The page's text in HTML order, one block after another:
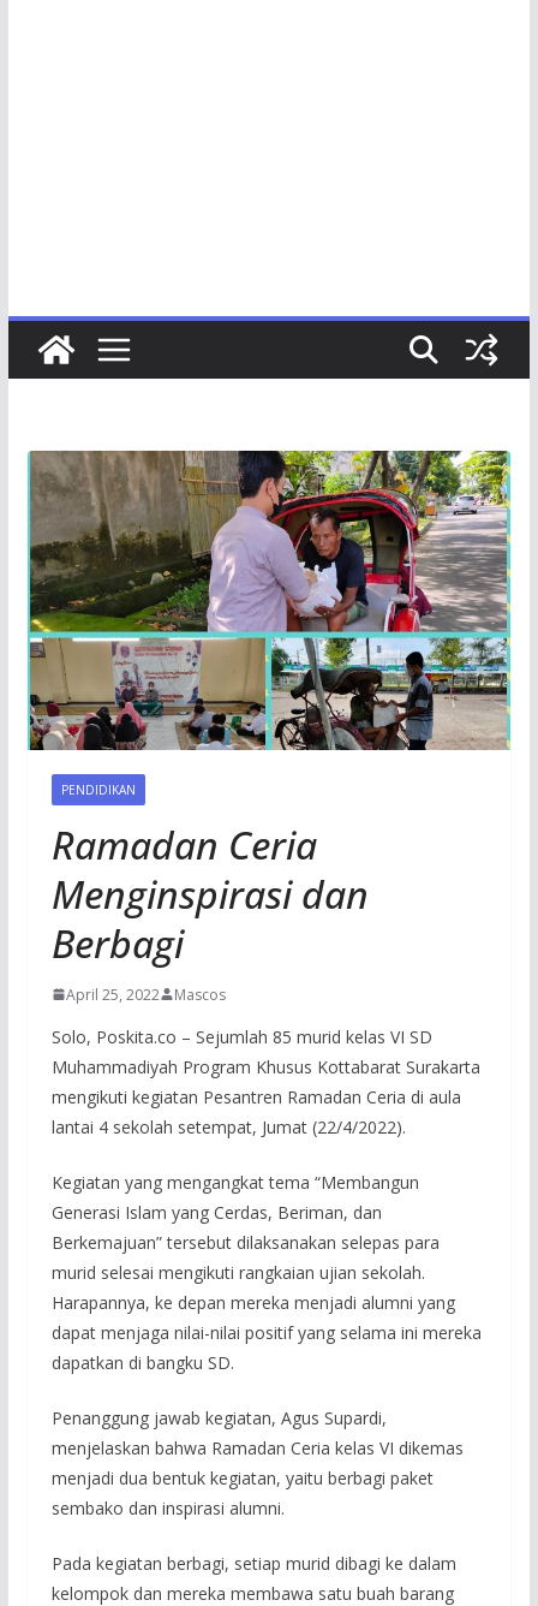
PENDIDIKAN
Ramadan Ceria
Menginspirasi dan
Berbagi
April 25, 2022 Mascos
Solo, Poskita.co – Sejumlah 85 murid kelas VI SD
Muhammadiyah Program Khusus Kottabarat Surakarta
mengikuti kegiatan Pesantren Ramadan Ceria di aula
lantai 4 sekolah setempat, Jumat (22/4/2022).
Kegiatan yang mengangkat tema “Membangun
Generasi Islam yang Cerdas, Beriman, dan
Berkemajuan” tersebut dilaksanakan selepas para
murid selesai mengikuti rangkaian ujian sekolah.
Harapannya, ke depan mereka menjadi alumni yang
dapat menjaga nilai-nilai positif yang selama ini mereka
dapatkan di bangku SD.
Penanggung jawab kegiatan, Agus Supardi,
menjelaskan bahwa Ramadan Ceria kelas VI dikemas
menjadi dua bentuk kegiatan, yaitu berbagi paket
sembako dan inspirasi alumni.
Pada kegiatan berbagi, setiap murid dibagi ke dalam
kelompok dan mereka membawa satu buah barang